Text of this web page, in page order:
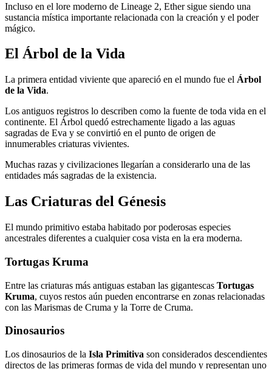
Incluso en el lore moderno de Lineage 2, Ether sigue siendo una
sustancia mística importante relacionada con la creación y el poder
mágico.
El Árbol de la Vida
La primera entidad viviente que apareció en el mundo fue el Árbol
de la Vida.
Los antiguos registros lo describen como la fuente de toda vida en el
continente. El Árbol quedó estrechamente ligado a las aguas
sagradas de Eva y se convirtió en el punto de origen de
innumerables criaturas vivientes.
Muchas razas y civilizaciones llegarían a considerarlo una de las
entidades más sagradas de la existencia.
Las Criaturas del Génesis
El mundo primitivo estaba habitado por poderosas especies
ancestrales diferentes a cualquier cosa vista en la era moderna.
Tortugas Kruma
Entre las criaturas más antiguas estaban las gigantescas Tortugas
Kruma, cuyos restos aún pueden encontrarse en zonas relacionadas
con las Marismas de Cruma y la Torre de Cruma.
Dinosaurios
Los dinosaurios de la Isla Primitiva son considerados descendientes
directos de las primeras formas de vida del mundo y representan uno